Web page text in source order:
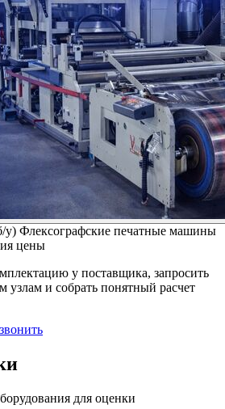
у) Флексографские печатные машины
цены
у поставщика, запросить
и собрать понятный расчет
для оценки